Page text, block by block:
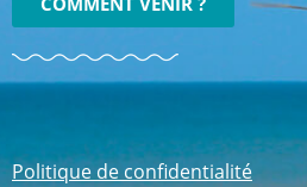
Politique de confidentialité